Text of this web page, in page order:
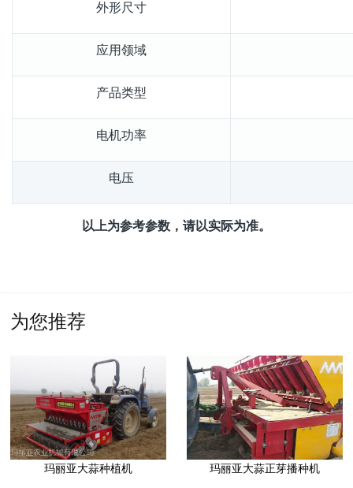
外形尺寸
应用领域
产品类型
电机功率
电压
以上为参考参数，请以实际为准。
为您推荐
玛丽亚大蒜种植机 玛丽亚大蒜正芽播种机